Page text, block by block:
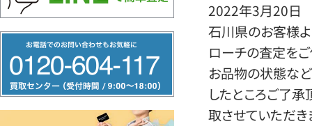
リ
ー
2022年3月20日
石川県のお客様
ローチの査定を
お品物の状態など
したところご了
取させていただき